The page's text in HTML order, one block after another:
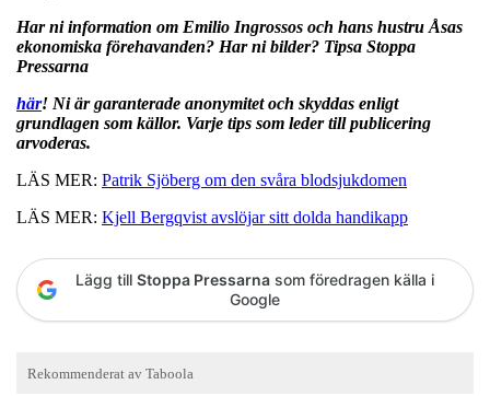
Har ni information om Emilio Ingrossos och hans hustru Åsas
ekonomiska förehavanden? Har ni bilder? Tipsa Stoppa
Pressarna
här! Ni är garanterade anonymitet och skyddas enligt
grundlagen som källor. Varje tips som leder till publicering
arvoderas.
LÄS MER: Patrik Sjöberg om den svåra blodsjukdomen
LÄS MER: Kjell Bergqvist avslöjar sitt dolda handikapp
Lägg till Stoppa Pressarna som föredragen källa i
Google